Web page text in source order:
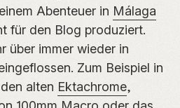
Abenteuer in Málaga
für den Blog produziert.
über immer wieder in
Zum Beispiel in
alten Ektachrome,